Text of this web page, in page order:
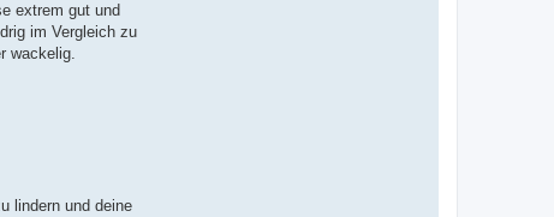
extrem gut und
im Vergleich zu
wackelig.
lindern und deine